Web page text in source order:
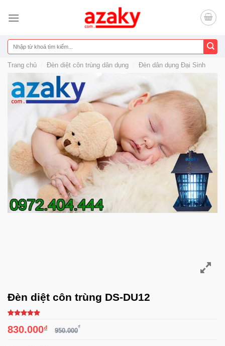
đến
dung
Tìm
kiếm:
Trang chủ Đèn diệt côn trùng dân dụng Đèn dân dụng Đại Sinh
Đèn diệt côn trùng DS-DU12
5 dựa trên
đánh giá
830.000₫ 950.000
₫